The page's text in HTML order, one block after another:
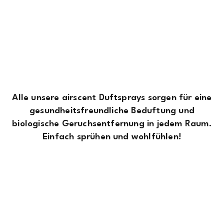
Alle unsere airscent Duftsprays sorgen für eine
gesundheitsfreundliche Beduftung und
biologische Geruchsentfernung in jedem Raum.
Einfach sprühen und wohlfühlen!